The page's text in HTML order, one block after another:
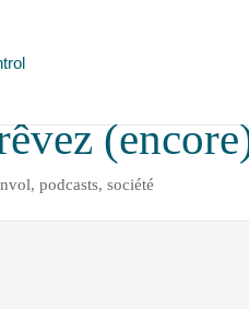
,podcasts,société